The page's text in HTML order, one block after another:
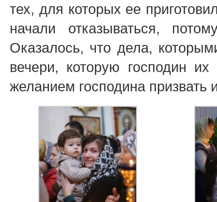
тех, для которых ее
начали отказываться,
Оказалось, что дела,
вечери, которую господин
желанием господина призвать